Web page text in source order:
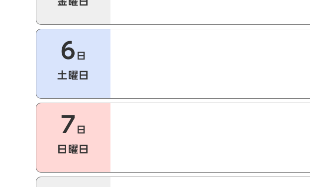
6 日
土曜日
7 日
日曜日